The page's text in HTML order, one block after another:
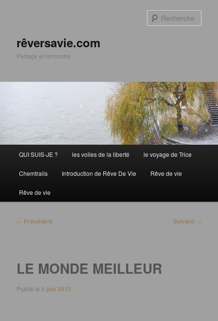
rêversavie.com
Partage et rencontre
principal
QUI SUIS-JE ? les voiles de la liberté le voyage de Trice
Chemtrails Introduction de Rêve De Vie Rêve de vie
Rêve de vie
Navigation
← Précédent Suivant →
LE MONDE MEILLEUR
Publié le4 juin 2013